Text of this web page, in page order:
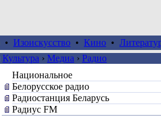
• Изоискусство • Кино •
Культура › Медиа › Радио
Национальное
Белорусское радио
Радиостанция Беларусь
Радиус FM